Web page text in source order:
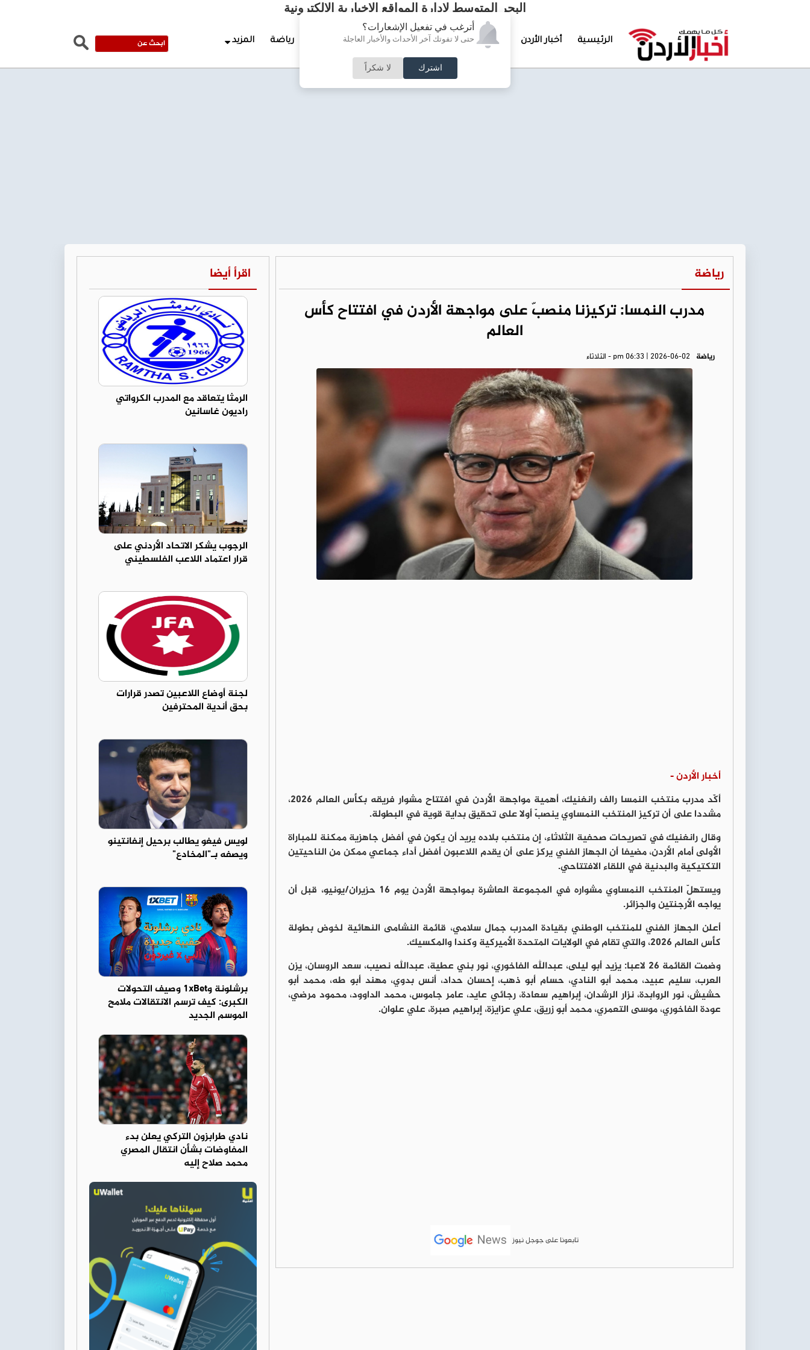
أترغب في تفعيل الإشعارات؟
حتى لا تفوتك آخر الأحداث والأخبار العاجلة
اشترك لا شكراً
البحر المتوسط لإدارة المواقع الإخبارية الالكترونية
الرئيسية أخبار الأردن تغطيات خاصة لقاء الأسبوع جرائم وحوادث رياضة المزيد
رياضة
مدرب النمسا: تركيزنا منصبّ على مواجهة الأردن في افتتاح كأس
العالم
رياضة pm 06:33 | 2026-06-02 - الثلاثاء
أخبار الأردن -
أكّد مدرب منتخب النمسا رالف رانغنيك، أهمية مواجهة الأردن في افتتاح مشوار فريقه بكأس العالم 2026،
مشددا على أن تركيز المنتخب النمساوي ينصبّ أولا على تحقيق بداية قوية في البطولة.
وقال رانغنيك في تصريحات صحفية الثلاثاء، إن منتخب بلاده يريد أن يكون في أفضل جاهزية ممكنة للمباراة
الأولى أمام الأردن، مضيفا أن الجهاز الفني يركز على أن يقدم اللاعبون أفضل أداء جماعي ممكن من الناحيتين
التكتيكية والبدنية في اللقاء الافتتاحي.
ويستهلّ المنتخب النمساوي مشواره في المجموعة العاشرة بمواجهة الأردن يوم 16 حزيران/يونيو، قبل أن
يواجه الأرجنتين والجزائر.
أعلن الجهاز الفني للمنتخب الوطني بقيادة المدرب جمال سلامي، قائمة النشامى النهائية لخوض بطولة
كأس العالم 2026، والتي تقام في الولايات المتحدة الأميركية وكندا والمكسيك.
وضمت القائمة 26 لاعبا: يزيد أبو ليلى، عبدالله الفاخوري، نور بني عطية، عبدالله نصيب، سعد الروسان، يزن
العرب، سليم عبيد، محمد أبو النادي، حسام أبو ذهب، إحسان حداد، أنس بدوي، مهند أبو طه، محمد أبو
حشيش، نور الروابدة، نزار الرشدان، إبراهيم سعادة، رجائي عايد، عامر جاموس، محمد الداوود، محمود مرضي،
عودة الفاخوري، موسى التعمري، محمد أبو زريق، علي عزايزة، إبراهيم صبرة، علي علوان.
تابعونا على جوجل نيوز
اقرأ أيضا
الرمثا يتعاقد مع المدرب الكرواتي
راديون غاسانين
الرجوب يشكر الاتحاد الأردني على
قرار اعتماد اللاعب الفلسطيني
لجنة أوضاع اللاعبين تصدر قرارات
بحق أندية المحترفين
لويس فيغو يطالب برحيل إنفانتينو
ويصفه بـ"المخادع"
برشلونة و1xBet وصيف التحولات
الكبرى: كيف ترسم الانتقالات ملامح
الموسم الجديد
نادي طرابزون التركي يعلن بدء
المفاوضات بشأن انتقال المصري
محمد صلاح إليه